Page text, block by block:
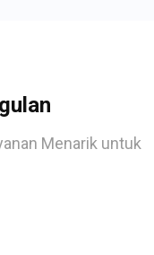
Menarik untuk